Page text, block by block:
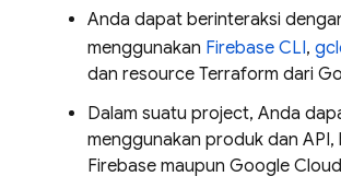
Anda dapat berinteraksi
menggunakan Firebase CLI,
dan resource Terraform dari
Dalam suatu project, Anda
menggunakan produk dan API,
Firebase maupun Google Cloud